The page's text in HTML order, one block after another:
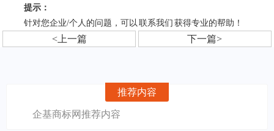
提示：
针对您企业/个人的问题，可以 联系我们 获得专业的帮助！
<上一篇 下一篇>
推荐内容
企基商标网推荐内容